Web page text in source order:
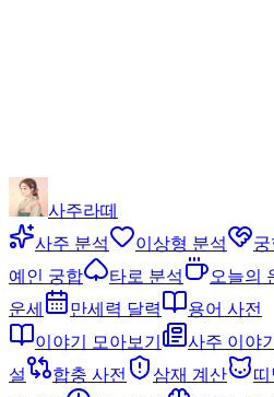
사주라떼
사주 분석
이상형 분석 궁
예인 궁합
타로 분석 오늘의
운세
만세력 달력
용어 사전
이야기 모아보기
사주 이야기
설
합충 사전 삼재 계산 띠